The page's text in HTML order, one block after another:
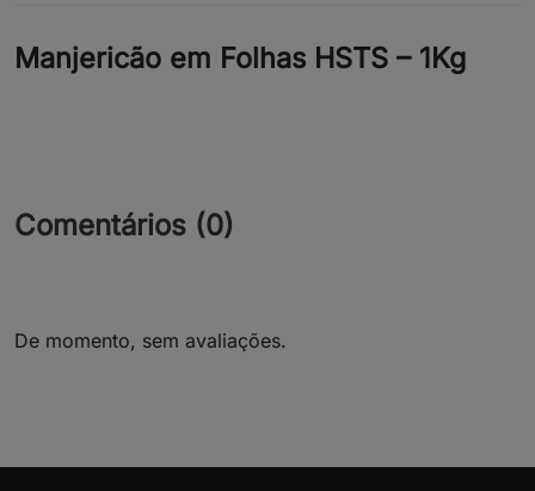
Manjericão em Folhas HSTS – 1Kg
Comentários (0)
De momento, sem avaliações.